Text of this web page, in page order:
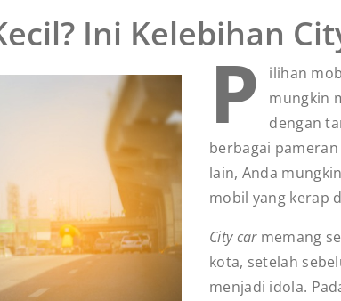
Ini Kelebihan
P
ilihan
mungkin
dengan
berbagai
lain, Anda
mobil yang kerap
City carmemang
kota, setelah
menjadi idola.